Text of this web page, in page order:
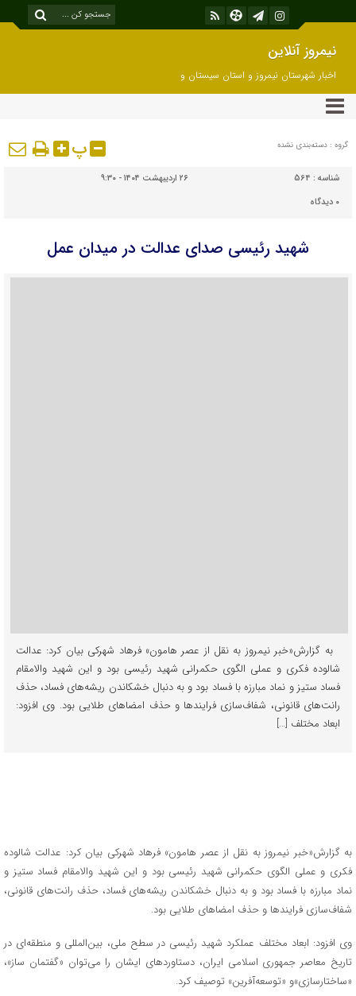
نیمروز آنلاین
اخبار شهرستان نیمروز و استان سیستان و
بلوچستان
گروه : دسته‌بندی نشده پ
شناسه : 564
۲۶ اردیبهشت ۱۴۰۴ - ۹:۳۰
۰ دیدگاه
شهید رئیسی صدای عدالت در میدان عمل
به گزارش«خبر نیمروز به نقل از عصر هامون» فرهاد شهرکی بیان کرد: عدالت
شالوده فکری و عملی الگوی حکمرانی شهید رئیسی بود و این شهید والامقام
فساد ستیز و نماد مبارزه با فساد بود و به دنبال خشکاندن ریشه‌های فساد، حذف
رانت‌های قانونی، شفاف‌سازی فرایندها و حذف امضاهای طلایی بود. وی افزود:
ابعاد مختلف […]
به گزارش«خبر نیمروز به نقل از عصر هامون» فرهاد شهرکی بیان کرد: عدالت شالوده
فکری و عملی الگوی حکمرانی شهید رئیسی بود و این شهید والامقام فساد ستیز و
نماد مبارزه با فساد بود و به دنبال خشکاندن ریشه‌های فساد، حذف رانت‌های قانونی،
شفاف‌سازی فرایندها و حذف امضاهای طلایی بود.
وی افزود: ابعاد مختلف عملکرد شهید رئیسی در سطح ملی، بین‌المللی و منطقه‌ای در
تاریخ معاصر جمهوری اسلامی ایران، دستاوردهای ایشان را می‌توان «گفتمان ساز»،
«ساختارسازی»و «توسعه‌آفرین» توصیف کرد.